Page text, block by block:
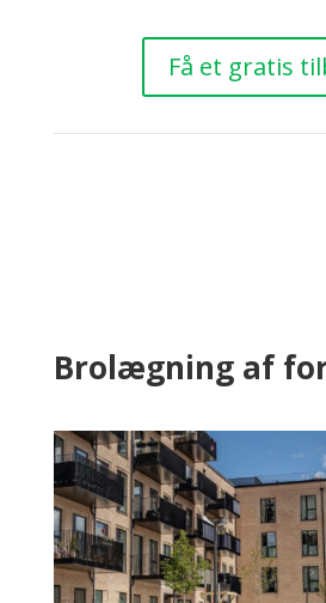
Få et gratis
Brolægning af